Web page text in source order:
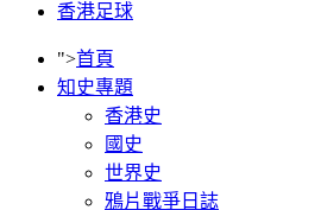
香港足球
">首頁
知史專題
香港史
國史
世界史
鴉片戰爭日誌